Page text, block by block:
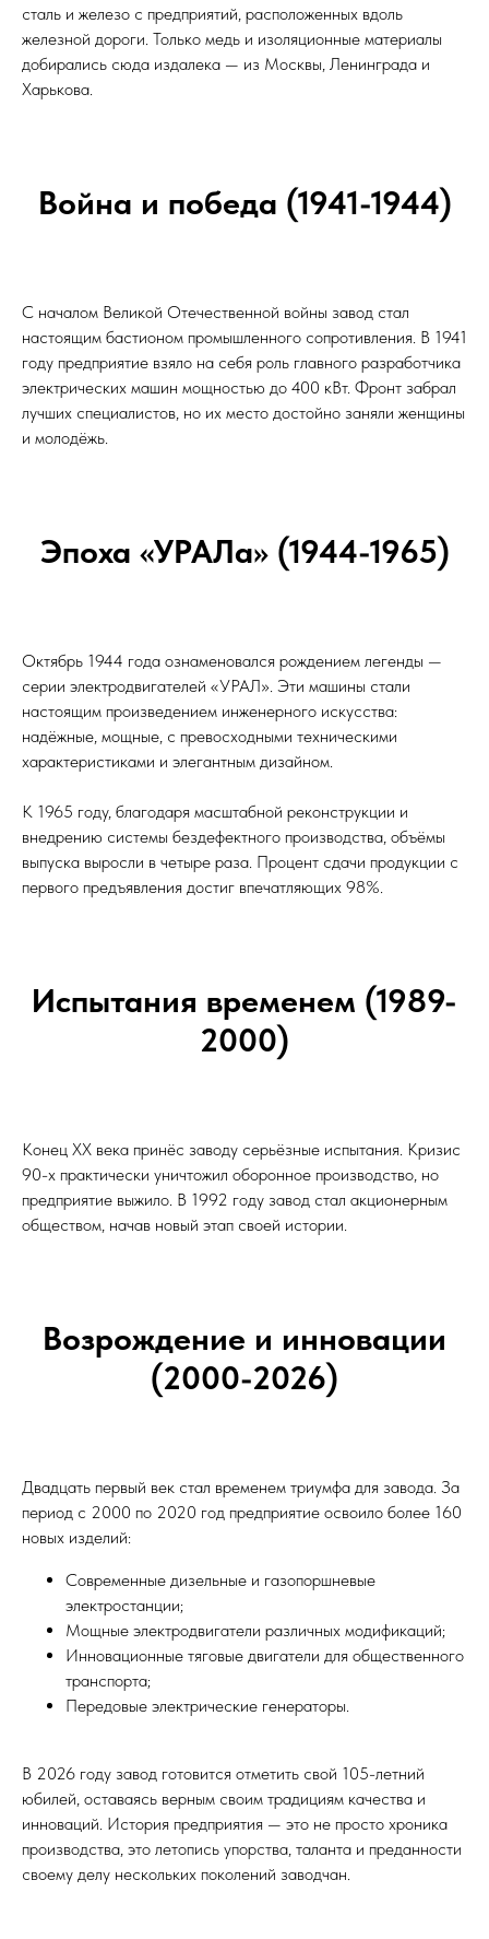
сталь и железо с предприятий, расположенных вдоль
железной дороги. Только медь и изоляционные материалы
добирались сюда издалека — из Москвы, Ленинграда и
Харькова.
Война и победа (1941-1944)
С началом Великой Отечественной войны завод стал
настоящим бастионом промышленного сопротивления. В 1941
году предприятие взяло на себя роль главного разработчика
электрических машин мощностью до 400 кВт. Фронт забрал
лучших специалистов, но их место достойно заняли женщины
и молодёжь.
Эпоха «УРАЛа» (1944-1965)
Октябрь 1944 года ознаменовался рождением легенды —
серии электродвигателей «УРАЛ». Эти машины стали
настоящим произведением инженерного искусства:
надёжные, мощные, с превосходными техническими
характеристиками и элегантным дизайном.
К 1965 году, благодаря масштабной реконструкции и
внедрению системы бездефектного производства, объёмы
выпуска выросли в четыре раза. Процент сдачи продукции с
первого предъявления достиг впечатляющих 98%.
Испытания временем (1989-
2000)
Конец XX века принёс заводу серьёзные испытания. Кризис
90-х практически уничтожил оборонное производство, но
предприятие выжило. В 1992 году завод стал акционерным
обществом, начав новый этап своей истории.
Возрождение и инновации
(2000-2026)
Двадцать первый век стал временем триумфа для завода. За
период с 2000 по 2020 год предприятие освоило более 160
новых изделий:
Современные дизельные и газопоршневые
электростанции;
Мощные электродвигатели различных модификаций;
Инновационные тяговые двигатели для общественного
транспорта;
Передовые электрические генераторы.
В 2026 году завод готовится отметить свой 105-летний
юбилей, оставаясь верным своим традициям качества и
инноваций. История предприятия — это не просто хроника
производства, это летопись упорства, таланта и преданности
своему делу нескольких поколений заводчан.